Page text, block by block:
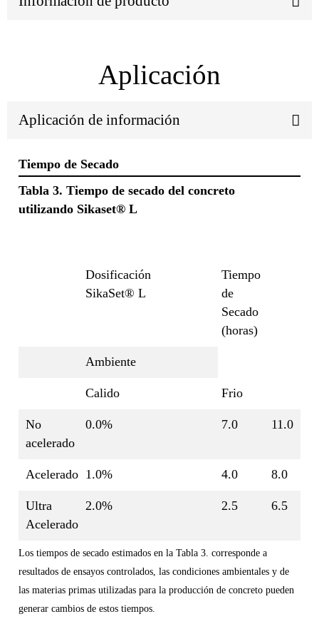
Aplicación
Aplicación de información
Tiempo de Secado
Tabla 3. Tiempo de secado del concreto
utilizando Sikaset® L
Dosificación
SikaSet® L
Tiempo
de
Secado
(horas)
Ambiente
Calido Frio
No
acelerado
0.0% 7.0 11.0
Acelerado 1.0% 4.0 8.0
Ultra
Acelerado
2.0% 2.5 6.5
Los tiempos de secado estimados en la Tabla 3. corresponde a
resultados de ensayos controlados, las condiciones ambientales y de
las materias primas utilizadas para la producción de concreto pueden
generar cambios de estos tiempos.